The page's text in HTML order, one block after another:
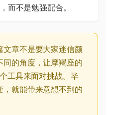
而不是勉强配合。
文章不是要大家迷信颜
同的角度，让摩羯座的
工具来面对挑战。毕
，就能带来意想不到的